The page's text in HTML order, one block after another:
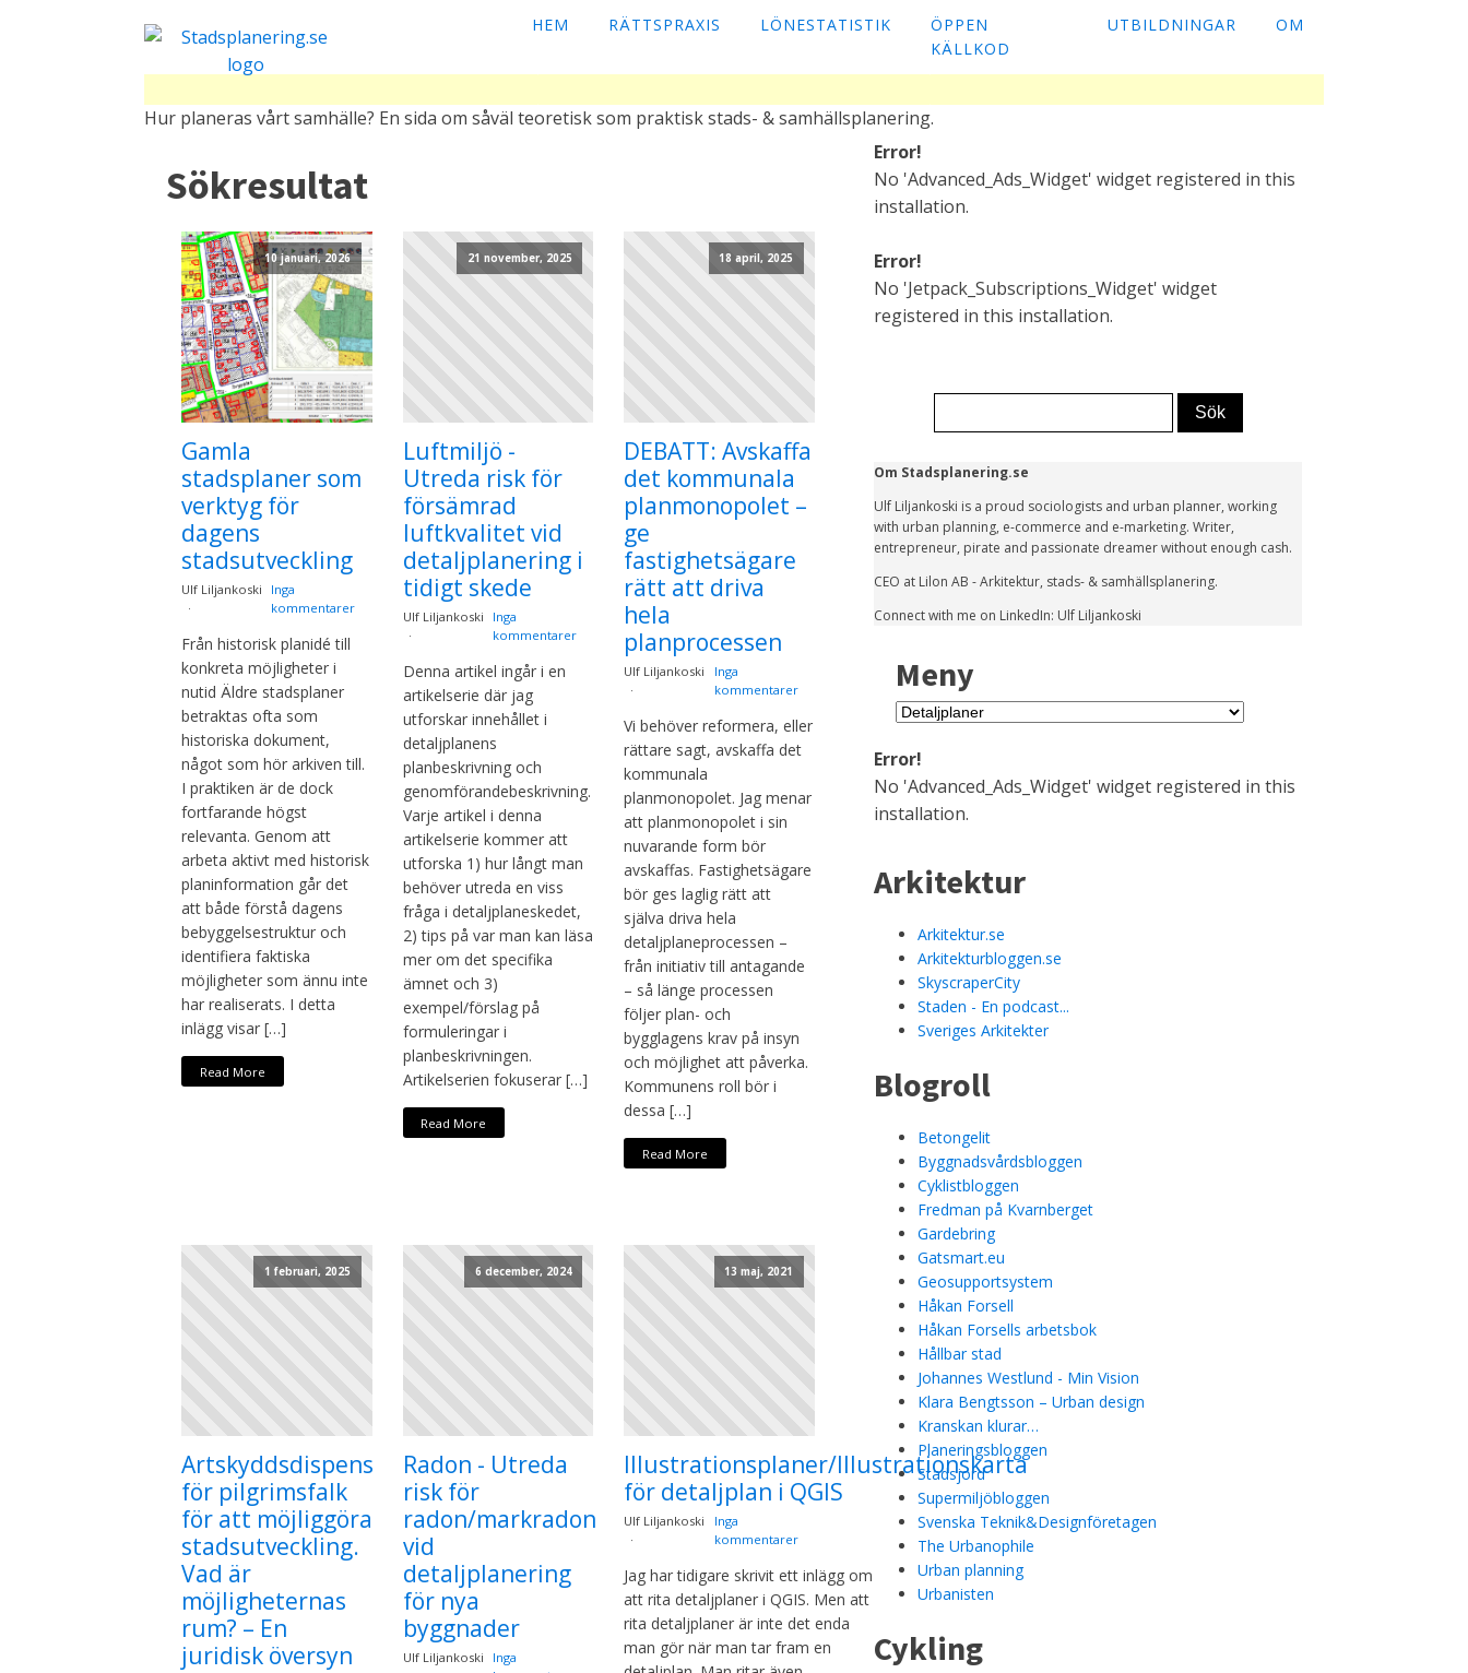
HEM RÄTTSPRAXIS LÖNESTATISTIK
ÖPPEN
KÄLLKOD
UTBILDNINGAR OM
Hur planeras vårt samhälle? En sida om såväl teoretisk som praktisk stads- & samhällsplanering.
Sökresultat
10 januari, 2026
Gamla
stadsplaner som
verktyg för
dagens
stadsutveckling
Ulf Liljankoski
Inga
kommentarer
Från historisk planidé till
konkreta möjligheter i
nutid Äldre stadsplaner
betraktas ofta som
historiska dokument,
något som hör arkiven till.
I praktiken är de dock
fortfarande högst
relevanta. Genom att
arbeta aktivt med historisk
planinformation går det
att både förstå dagens
bebyggelsestruktur och
identifiera faktiska
möjligheter som ännu inte
har realiserats. I detta
inlägg visar […]
Read More
21 november, 2025
Luftmiljö -
Utreda risk för
försämrad
luftkvalitet vid
detaljplanering i
tidigt skede
Ulf Liljankoski
Inga
kommentarer
Denna artikel ingår i en
artikelserie där jag
utforskar innehållet i
detaljplanens
planbeskrivning och
genomförandebeskrivning.
Varje artikel i denna
artikelserie kommer att
utforska 1) hur långt man
behöver utreda en viss
fråga i detaljplaneskedet,
2) tips på var man kan läsa
mer om det specifika
ämnet och 3)
exempel/förslag på
formuleringar i
planbeskrivningen.
Artikelserien fokuserar […]
Read More
18 april, 2025
DEBATT: Avskaffa
det kommunala
planmonopolet –
ge
fastighetsägare
rätt att driva
hela
planprocessen
Ulf Liljankoski
Inga
kommentarer
Vi behöver reformera, eller
rättare sagt, avskaffa det
kommunala
planmonopolet. Jag menar
att planmonopolet i sin
nuvarande form bör
avskaffas. Fastighetsägare
bör ges laglig rätt att
själva driva hela
detaljplaneprocessen –
från initiativ till antagande
– så länge processen
följer plan- och
bygglagens krav på insyn
och möjlighet att påverka.
Kommunens roll bör i
dessa […]
Read More
1 februari, 2025
Artskyddsdispens
för pilgrimsfalk
för att möjliggöra
stadsutveckling.
Vad är
möjligheternas
rum? – En
juridisk översyn
6 december, 2024
Radon - Utreda
risk för
radon/markradon
vid
detaljplanering
för nya
byggnader
Ulf Liljankoski
Inga
13 maj, 2021
Illustrationsplaner/Illustrationskarta
för detaljplan i QGIS
Ulf Liljankoski
Inga
kommentarer
Jag har tidigare skrivit ett inlägg om
att rita detaljplaner i QGIS. Men att
rita detaljplaner är inte det enda
man gör när man tar fram en
Error!
No 'Advanced_Ads_Widget' widget registered in this
installation.
Error!
No 'Jetpack_Subscriptions_Widget' widget
registered in this installation.
Om Stadsplanering.se
Ulf Liljankoski is a proud sociologists and urban planner, working
with urban planning, e-commerce and e-marketing. Writer,
entrepreneur, pirate and passionate dreamer without enough cash.
CEO at Lilon AB - Arkitektur, stads- & samhällsplanering.
Connect with me on LinkedIn: Ulf Liljankoski
Meny
Meny
Error!
No 'Advanced_Ads_Widget' widget registered in this
installation.
Arkitektur
Arkitektur.se
Arkitekturbloggen.se
SkyscraperCity
Staden - En podcast...
Sveriges Arkitekter
Blogroll
Betongelit
Byggnadsvårdsbloggen
Cyklistbloggen
Fredman på Kvarnberget
Gardebring
Gatsmart.eu
Geosupportsystem
Håkan Forsell
Håkan Forsells arbetsbok
Hållbar stad
Johannes Westlund - Min Vision
Klara Bengtsson – Urban design
Kranskan klurar…
Planeringsbloggen
Stadsjord
Supermiljöbloggen
Svenska Teknik&Designföretagen
The Urbanophile
Urban planning
Urbanisten
Cykling